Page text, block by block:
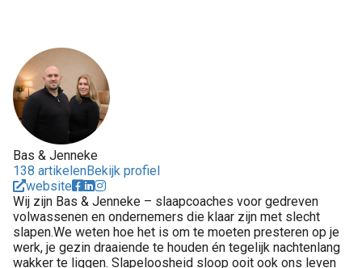
Bas & Jenneke
138 artikelenBekijk profiel
website
Wij zijn Bas & Jenneke – slaapcoaches voor gedreven
volwassenen en ondernemers die klaar zijn met slecht
slapen.We weten hoe het is om te moeten presteren op je
werk, je gezin draaiende te houden én tegelijk nachtenlang
wakker te liggen. Slapeloosheid sloop ooit ook ons leven